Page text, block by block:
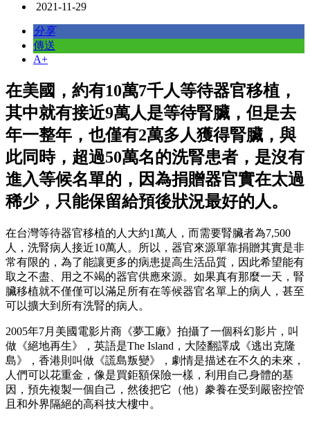
2021-11-29
分享
傳送
A+
在美國，約有10萬7千人等待器官移植，
其中就有接近9萬人是等待腎臟，但是去
年一整年，也僅有2萬多人獲得腎臟，與
此同時，超過50萬名的洗腎患者，是沒有
進入等候名單的，因為捐贈器官實在太過
稀少，只能保留給預後狀況最好的人。
在台灣等待器官移植的人大約1萬人，而需要腎臟者為7,500
人，洗腎病人接近10萬人。所以，器官來源單靠捐贈其實是非
常有限的，為了能讓更多的病患提高生活品質，因此希望能有
取之不盡、用之不竭的器官供應來源。如果真有那麼一天，腎
臟移植就不僅僅可以滿足所有在等候器官名單上的病人，甚至
可以擴大到所有洗腎的病人。
2005年7月 美國電影片商《夢工廠》拍攝了一個科幻影片，叫
做 《絕地再生》，英語是The Island ，大陸翻譯成《逃出克隆
島》，香港則叫做《謊島叛變》，劇情是描述在不久的未來，
人們可以花重金，像是買鉅額保險一樣，利用自己身體的基
因，預先複製一個自己，然後把它（他）豢養在受到嚴密控管
且和外界隔絕的高科技大樓中。